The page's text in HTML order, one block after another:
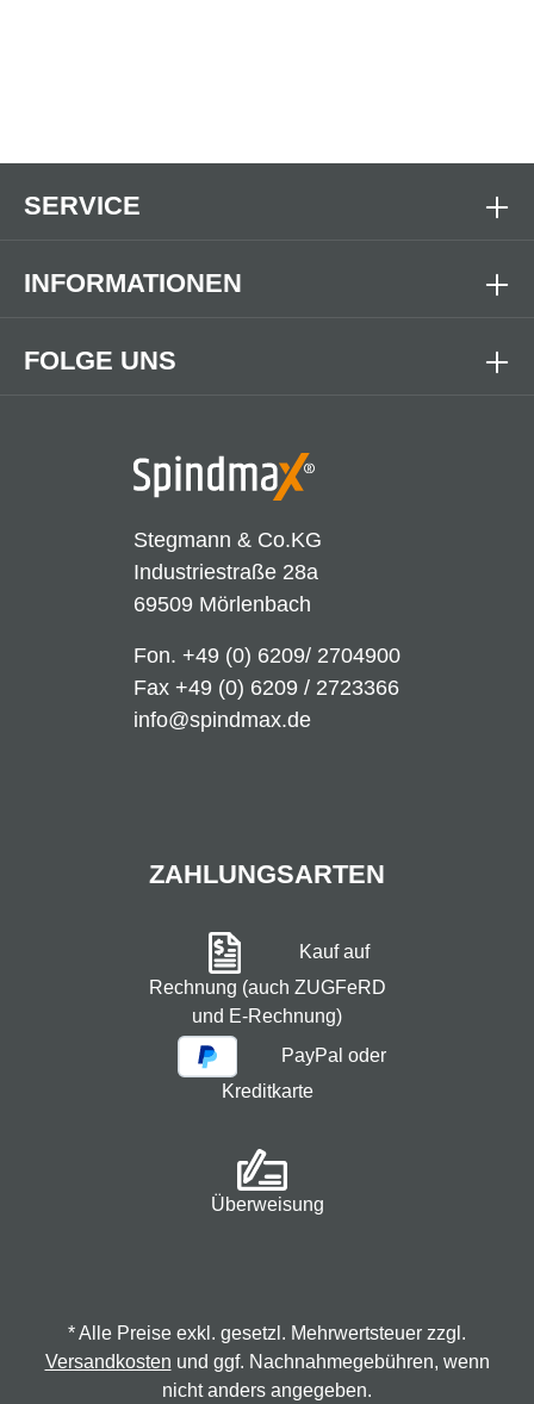
Stegmann & Co.KG
Industriestraße 28a
69509 Mörlenbach
Fon. +49 (0) 6209/ 2704900
Fax +49 (0) 6209 / 2723366
info@spindmax.de
FOLGE UNS
SERVICE
INFORMATIONEN
ZAHLUNGSARTEN
Kauf auf
Rechnung (auch ZUGFeRD
und E-Rechnung)
PayPal oder
Kreditkarte
Überweisung
* Alle Preise exkl. gesetzl. Mehrwertsteuer zzgl.
Versandkosten und ggf. Nachnahmegebühren, wenn
nicht anders angegeben.